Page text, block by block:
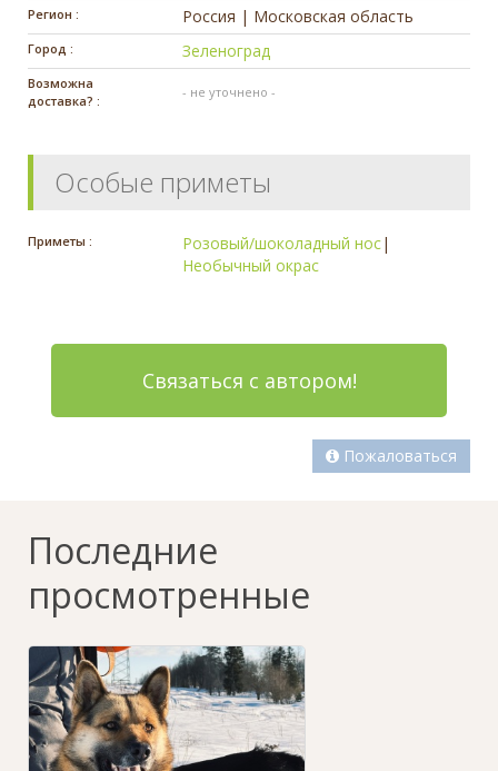
Регион : Россия | Московская область
Город : Зеленоград
Возможна
доставка? :
- не уточнено -
Особые приметы
Приметы : Розовый/шоколадный нос|
Необычный окрас
Связаться с автором!
Пожаловаться
Последние
просмотренные